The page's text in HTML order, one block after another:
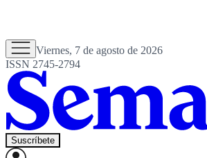
Viernes, 7 de agosto de 2026
ISSN 2745-2794
Suscríbete